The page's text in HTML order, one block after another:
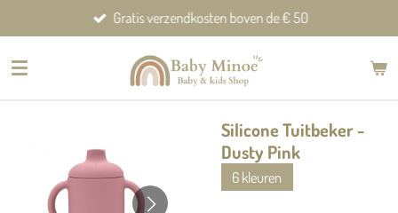
direct
naar
Gratis verzendkosten boven de € 50
Silicone Tuitbeker -
Dusty Pink
6 kleuren